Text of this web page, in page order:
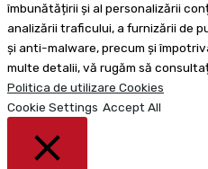
îmbunătățirii și al personalizării
analizării traficului, a furnizării de
și anti-malware, precum și
multe detalii, vă rugăm să
Politica de utilizare Cookies
Cookie Settings Accept All